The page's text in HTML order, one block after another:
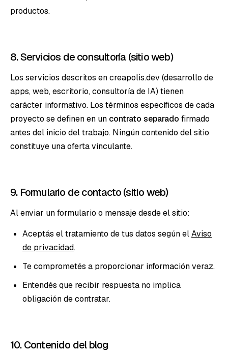
productos.
8. Servicios de consultoría (sitio web)
Los servicios descritos en creapolis.dev (desarrollo de
apps, web, escritorio, consultoría de IA) tienen
carácter informativo. Los términos específicos de cada
proyecto se definen en un contrato separado firmado
antes del inicio del trabajo. Ningún contenido del sitio
constituye una oferta vinculante.
9. Formulario de contacto (sitio web)
Al enviar un formulario o mensaje desde el sitio:
Aceptás el tratamiento de tus datos según elAviso
de privacidad.
Te comprometés a proporcionar información veraz.
Entendés que recibir respuesta no implica
obligación de contratar.
10. Contenido del blog